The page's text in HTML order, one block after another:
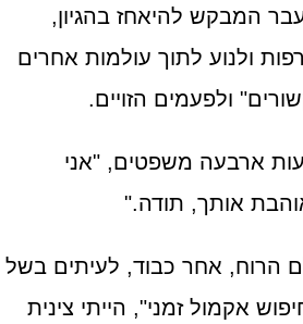
המבקש להיאחז בהגיון,
ולנוע לתוך עולמות אחרים
ולפעמים הזויים.
ארבעה משפטים, "אני
אותך, תודה."
הרוח, אחר כבוד, לעיתים בשל
אקמול זמני", הייתי צינית